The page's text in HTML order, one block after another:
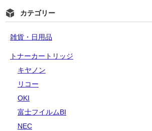
カテゴリー
雑貨・日用品
トナーカートリッジ
キヤノン
リコー
OKI
富士フイルムBI
NEC